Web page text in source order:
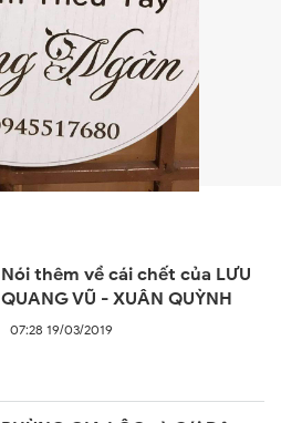
Nói thêm về cái chết của LƯU
QUANG VŨ - XUÂN QUỲNH
07:28 19/03/2019